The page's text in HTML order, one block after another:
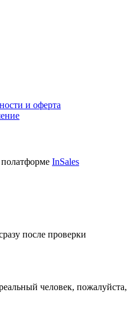
и оферта
полатформе InSales
после проверки
человек, пожалуйста,